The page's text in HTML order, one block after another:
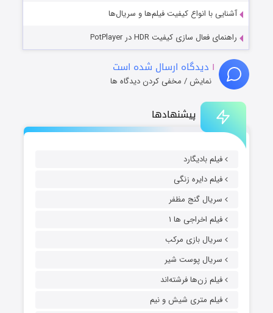
پیشنهادها
فیلم بادیگارد
فیلم دایره زنگی
سریال گنج مظفر
فیلم اخراجی ها ۱
سریال بازی مرکب
سریال پوست شیر
فیلم زن‌ها فرشته‌اند
فیلم متری شیش و نیم
آشنایی با انواع کیفیت فیلم‌ها و سریال‌ها
راهنمای فعال سازی کیفیت HDR در PotPlayer
۱ دیدگاه ارسال شده است
نمایش / مخفی کردن دیدگاه ها